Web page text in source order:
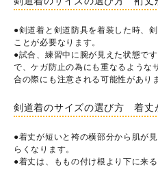
●剣道着と剣道防具を着装した時、
ことが必要なります。
●試合、練習中に腕が見えた状態で
で、ケガ防止の為にも重なるような
合の際にも注意される可能性があり
剣道着のサイズの選び方 着丈
●着丈が短いと袴の横部分から肌が
らくなります。
●着丈は、ももの付け根より下に来